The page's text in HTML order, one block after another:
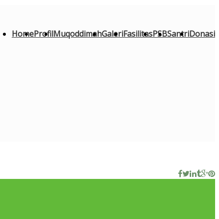
HomeProfilMuqoddimahGaleriFasilitasPSBSantriDonasi